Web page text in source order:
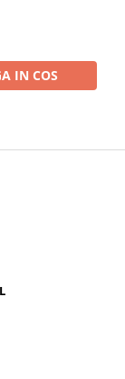
IN COS